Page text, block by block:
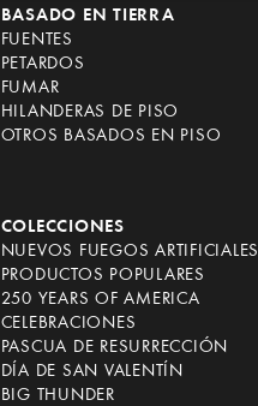
BASADO EN TIERRA
FUENTES
PETARDOS
FUMAR
HILANDERAS DE PISO
OTROS BASADOS EN PISO
COLECCIONES
NUEVOS FUEGOS ARTIFICIALES
PRODUCTOS POPULARES
250 YEARS OF AMERICA
CELEBRACIONES
PASCUA DE RESURRECCIÓN
DÍA DE SAN VALENTÍN
BIG THUNDER